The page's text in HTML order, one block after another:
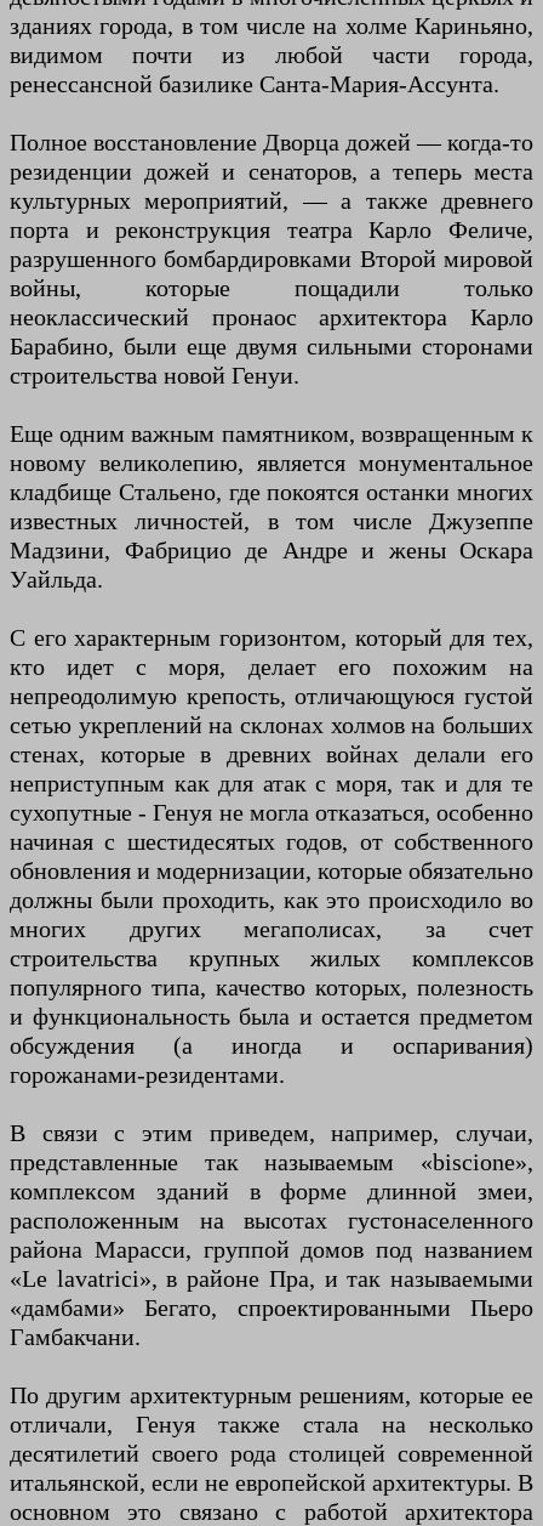
зданиях города, в том числе на холме Кариньяно,
видимом почти из любой части города,
ренессансной базилике Санта-Мария-Ассунта.
Полное восстановление Дворца дожей — когда-то
резиденции дожей и сенаторов, а теперь места
культурных мероприятий, — а также древнего
порта и реконструкция театра Карло Феличе,
разрушенного бомбардировками Второй мировой
войны, которые пощадили только
неоклассический пронаос архитектора Карло
Барабино, были еще двумя сильными сторонами
строительства новой Генуи.
Еще одним важным памятником, возвращенным к
новому великолепию, является монументальное
кладбище Стальено, где покоятся останки многих
известных личностей, в том числе Джузеппе
Мадзини, Фабрицио де Андре и жены Оскара
Уайльда.
С его характерным горизонтом, который для тех,
кто идет с моря, делает его похожим на
непреодолимую крепость, отличающуюся густой
сетью укреплений на склонах холмов на больших
стенах, которые в древних войнах делали его
неприступным как для атак с моря, так и для те
сухопутные - Генуя не могла отказаться, особенно
начиная с шестидесятых годов, от собственного
обновления и модернизации, которые обязательно
должны были проходить, как это происходило во
многих других мегаполисах, за счет
строительства крупных жилых комплексов
популярного типа, качество которых, полезность
и функциональность была и остается предметом
обсуждения (а иногда и оспаривания)
горожанами-резидентами.
В связи с этим приведем, например, случаи,
представленные так называемым «biscione»,
комплексом зданий в форме длинной змеи,
расположенным на высотах густонаселенного
района Марасси, группой домов под названием
«Le lavatrici», в районе Пра, и так называемыми
«дамбами» Бегато, спроектированными Пьеро
Гамбакчани.
По другим архитектурным решениям, которые ее
отличали, Генуя также стала на несколько
десятилетий своего рода столицей современной
итальянской, если не европейской архитектуры. В
основном это связано с работой архитектора